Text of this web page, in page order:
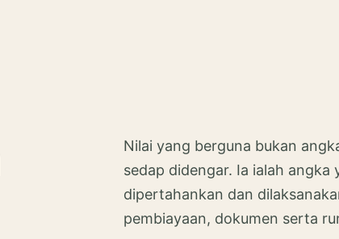
Nilai yang berguna bukan
sedap didengar. Ia ialah
dipertahankan dan
pembiayaan, dokumen serta